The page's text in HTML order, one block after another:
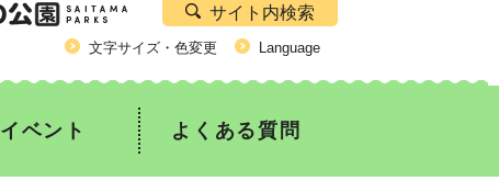
サイト内検索
文字サイズ・色変更 Language
イベント よくある質問